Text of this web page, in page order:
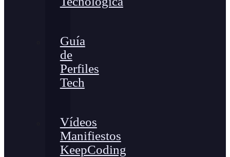
Guía
de
Perfiles
Tech
Vídeos
Manifiestos
KeepCoding